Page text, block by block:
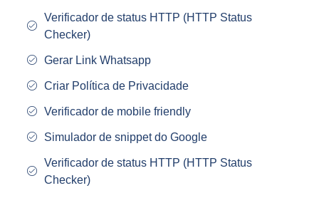
Verificador de status HTTP (HTTP Status
Checker)
Gerar Link Whatsapp
Criar Política de Privacidade
Verificador de mobile friendly
Simulador de snippet do Google
Verificador de status HTTP (HTTP Status
Checker)